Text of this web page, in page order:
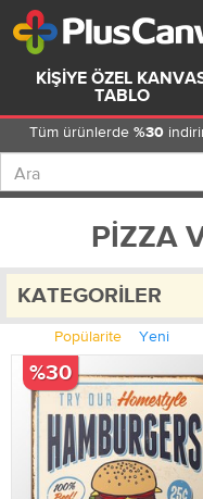
KIŞIYE ÖZEL
TABLO
Tüm ürünlerde %30
PIZZA
KATEGORILER
Popülarite Yeni
%30